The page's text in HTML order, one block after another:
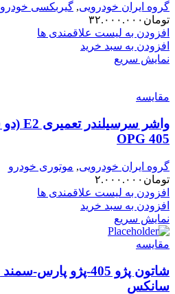
گروه ایران خودرویی, گیربکسی خودرو
تومان ۳۲.۰۰۰.۰۰۰
افزودن به لیست علاقمندی ها
افزودن به سبد خرید
نمایش سریع
مقایسه
405 OPG
گروه ایران خودرویی, موتوری خودرو
تومان ۲.۰۰۰.۰۰۰
افزودن به لیست علاقمندی ها
افزودن به سبد خرید
نمایش سریع
مقایسه
سانکس